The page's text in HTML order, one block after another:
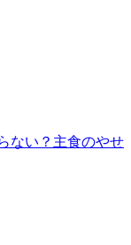
ない？主食のやせ